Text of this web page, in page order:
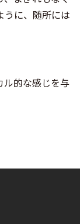
うに、随所には
ル的な感じを与